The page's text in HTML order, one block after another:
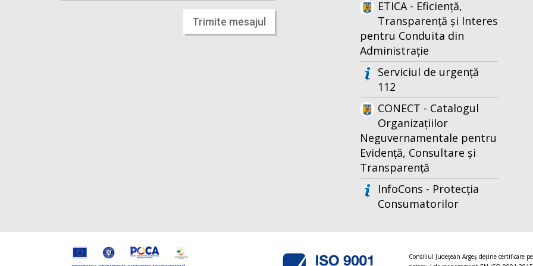
Trimite mesajul
ETICA - Eficiență,
Transparență și Interes
pentru Conduita din
Administrație
Serviciul de urgență
112
CONECT - Catalogul
Organizațiilor
Neguvernamentale pentru
Evidență, Consultare și
Transparență
InfoCons - Protecția
Consumatorilor
Consiliul Judeţean Argeș deţine certificare